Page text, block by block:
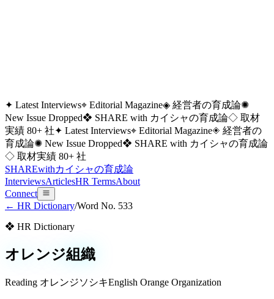
✦ Latest Interviews⌖ Editorial Magazine◈ 経営者の育成論✺
New Issue Dropped❖ SHARE with カイシャの育成論◇ 取材
実績 80+ 社✦ Latest Interviews⌖ Editorial Magazine◈ 経営者の
育成論✺ New Issue Dropped❖ SHARE with カイシャの育成論
◇ 取材実績 80+ 社
SHAREwithカイシャの育成論
InterviewsArticlesHR TermsAbout
Connect
← HR Dictionary/Word No. 533
❖ HR Dictionary
オレンジ組織
Reading オレンジソシキEnglish Orange Organization